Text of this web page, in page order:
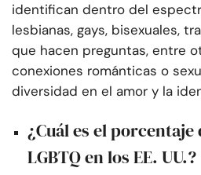
identifican dentro del
lesbianas, gays, bisexuales,
que hacen preguntas, entre
conexiones románticas o
diversidad en el amor y la
¿Cuál es el porcentaje
LGBTQ en los EE. UU.?